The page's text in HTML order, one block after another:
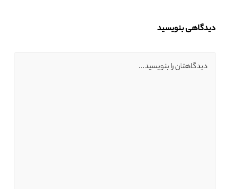
دیدگاهی بنویسید
دیدگاهتان را بنویسید...